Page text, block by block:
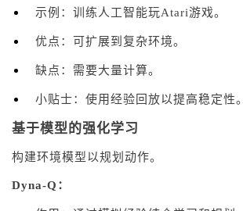
示例：训练人工智能玩Atari游戏。
优点：可扩展到复杂环境。
缺点：需要大量计算。
小贴士：使用经验回放以提高稳定性。
基于模型的强化学习
构建环境模型以规划动作。
Dyna-Q：